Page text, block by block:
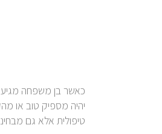
כאשר בן משפחה מגיע
יהיה מספיק טוב או
טיפולית אלא גם